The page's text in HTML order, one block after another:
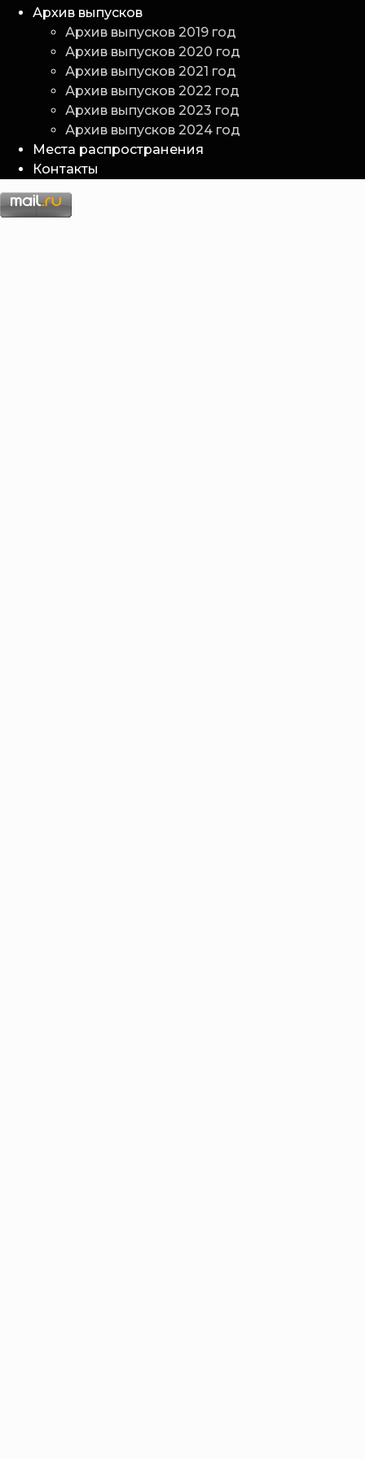
Архив выпусков
Архив выпусков 2019 год
Архив выпусков 2020 год
Архив выпусков 2021 год
Архив выпусков 2022 год
Архив выпусков 2023 год
Архив выпусков 2024 год
Места распространения
Контакты